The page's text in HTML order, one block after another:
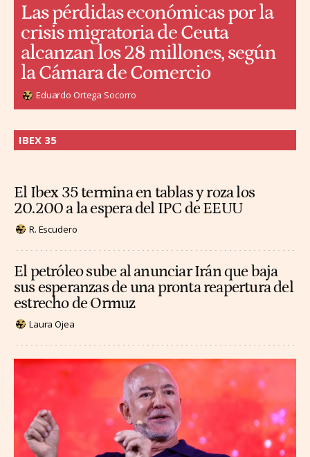
Las pérdidas económicas por la
crisis migratoria de Ceuta
alcanzan los 28 millones, según
la Cámara de Comercio
Eduardo Ortega Socorro
IBEX 35
El Ibex 35 termina en tablas y roza los
20.200 a la espera del IPC de EEUU
R. Escudero
El petróleo sube al anunciar Irán que baja
sus esperanzas de una pronta reapertura del
estrecho de Ormuz
Laura Ojea